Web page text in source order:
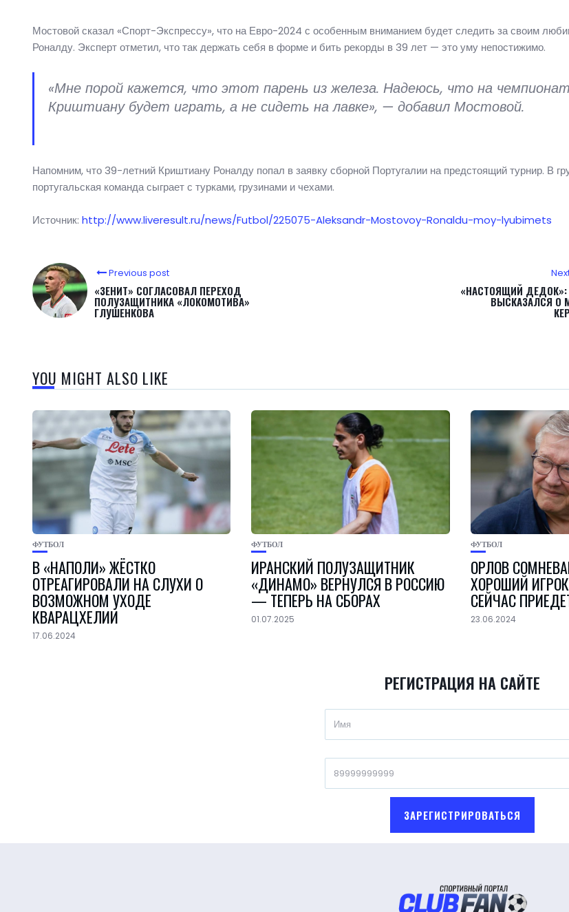
Мостовой сказал «Спорт-Экспрессу», что на Евро-2024 с особенным вниманием будет следить за своим
Роналду. Эксперт отметил, что так держать себя в форме и бить рекорды в 39 лет — это уму непостижимо.
«Мне порой кажется, что этот парень из железа. Надеюсь, что на
Криштиану будет играть, а не сидеть на лавке», — добавил Мостовой.
Напомним, что 39-летний Криштиану Роналду попал в заявку сборной Португалии на предстоящий турнир. В
португальская команда сыграет с турками, грузинами и чехами.
Источник: http://www.liveresult.ru/news/Futbol/225075-Aleksandr-Mostovoy-Ronaldu-moy-lyubimets
Previous post
«ЗЕНИТ» СОГЛАСОВАЛ ПЕРЕХОД
ПОЛУЗАЩИТНИКА «ЛОКОМОТИВА»
ГЛУШЕНКОВА
«НАСТОЯЩИЙ
ВЫСКАЗАЛСЯ О
YOU MIGHT ALSO LIKE
ФУТБОЛ
В «НАПОЛИ» ЖЁСТКО
ОТРЕАГИРОВАЛИ НА СЛУХИ О
ВОЗМОЖНОМ УХОДЕ
КВАРАЦХЕЛИИ
17.06.2024
ФУТБОЛ
ИРАНСКИЙ ПОЛУЗАЩИТНИК
«ДИНАМО» ВЕРНУЛСЯ В РОССИЮ
— ТЕПЕРЬ НА СБОРАХ
01.07.2025
ФУТБОЛ
ОРЛОВ
ХОРОШИЙ
СЕЙЧАС
23.06.2024
РЕГИСТРАЦИЯ НА САЙТЕ
ЗАРЕГИСТРИРОВАТЬСЯ